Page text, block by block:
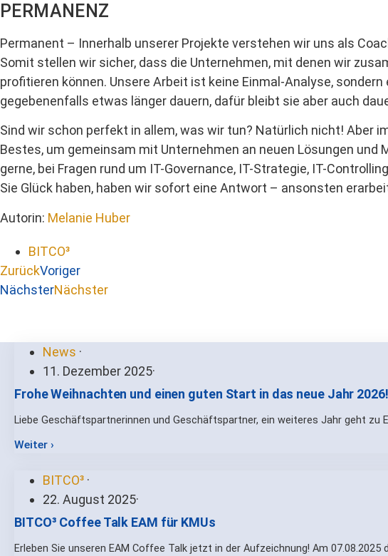
PERMANENZ
Permanent – Innerhalb unserer Projekte verstehen wir uns als
Somit stellen wir sicher, dass die Unternehmen, mit denen wir
profitieren können. Unsere Arbeit ist keine Einmal-Analyse,
gegebenenfalls etwas länger dauern, dafür bleibt sie aber auch
Sind wir schon perfekt in allem, was wir tun? Natürlich nicht! Aber
Bestes, um gemeinsam mit Unternehmen an neuen Lösungen und
gerne, bei Fragen rund um IT-Governance, IT-Strategie, IT-
Sie Glück haben, haben wir sofort eine Antwort – ansonsten
Autorin: Melanie Huber
BITCO³
ZurückVoriger
NächsterNächster
News ·
11. Dezember 2025·
Frohe Weihnachten und einen guten Start in das neue Jahr 2026!
Liebe Geschäftspartnerinnen und Geschäftspartner, ein weiteres Jahr geht
Weiter ›
BITCO³ ·
22. August 2025·
BITCO³ Coffee Talk EAM für KMUs
Erleben Sie unseren EAM Coffee Talk jetzt in der Aufzeichnung! Am